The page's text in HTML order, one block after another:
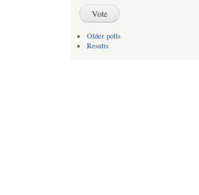
Older polls
Results